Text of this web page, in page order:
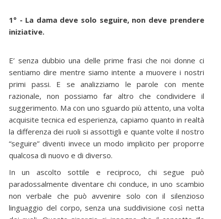
1° - La dama deve solo seguire, non deve prendere
iniziative.
E’ senza dubbio una delle prime frasi che noi donne ci
sentiamo dire mentre siamo intente a muovere i nostri
primi passi. E se analizziamo le parole con mente
razionale, non possiamo far altro che condividere il
suggerimento. Ma con uno sguardo più attento, una volta
acquisite tecnica ed esperienza, capiamo quanto in realtà
la differenza dei ruoli si assottigli e quante volte il nostro
“seguire” diventi invece un modo implicito per proporre
qualcosa di nuovo e di diverso.
In un ascolto sottile e reciproco, chi segue può
paradossalmente diventare chi conduce, in uno scambio
non verbale che può avvenire solo con il silenzioso
linguaggio del corpo, senza una suddivisione così netta